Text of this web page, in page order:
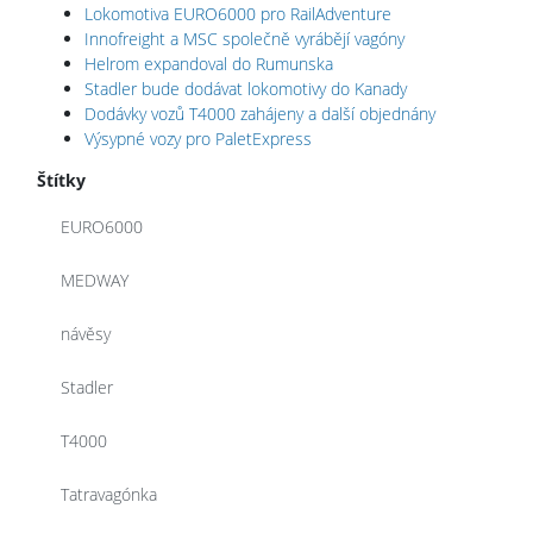
Lokomotiva EURO6000 pro RailAdventure
Innofreight a MSC společně vyrábějí vagóny
Helrom expandoval do Rumunska
Stadler bude dodávat lokomotivy do Kanady
Dodávky vozů T4000 zahájeny a další objednány
Výsypné vozy pro PaletExpress
Štítky
EURO6000
MEDWAY
návěsy
Stadler
T4000
Tatravagónka